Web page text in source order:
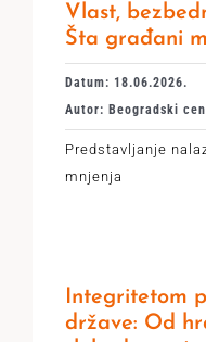
Vlast,
Šta građani
Datum: 18.06.2026.
Autor: Beogradski
Predstavljanje
mnjenja
Integritetom
države: Od